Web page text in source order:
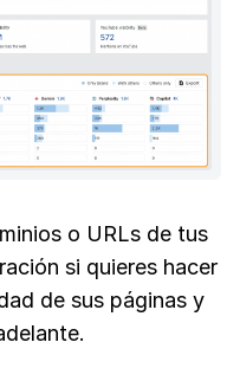
o URLs de tus
si quieres hacer
de sus páginas y